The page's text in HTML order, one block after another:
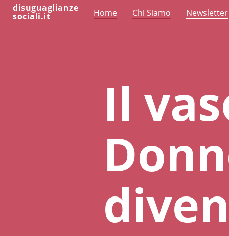
disuguaglianze
sociali.it Home Chi Siamo Newsletter
Il